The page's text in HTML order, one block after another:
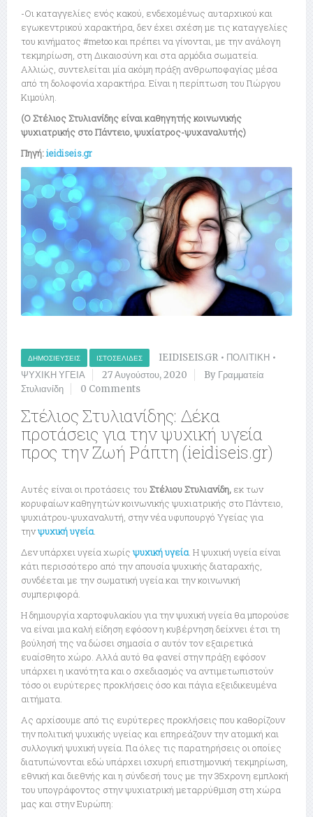
-Οι καταγγελίες ενός κακού, ενδεχομένως αυταρχικού και
εγωκεντρικού χαρακτήρα, δεν έχει σχέση με τις καταγγελίες
του κινήματος #metoo και πρέπει να γίνονται, με την ανάλογη
τεκμηρίωση, στη Δικαιοσύνη και στα αρμόδια σωματεία.
Αλλιώς, συντελείται μία ακόμη πράξη ανθρωποφαγίας μέσα
από τη δολοφονία χαρακτήρα. Είναι η περίπτωση του Γιώργου
Κιμούλη.
(Ο Στέλιος Στυλιανίδης είναι καθηγητής κοινωνικής
ψυχιατρικής στο Πάντειο, ψυχίατρος-ψυχαναλυτής)
Πηγή:ieidiseis.gr
ΔΗΜΟΣΙΕΎΣΕΙΣ ΙΣΤΟΣΕΛΊΔΕΣ IEIDISEIS.GR • ΠΟΛΙΤΙΚΗ •
ΨΥΧΙΚΗ ΥΓΕΙΑ
27 Αυγούστου, 2020
By Γραμματεία
Στυλιανίδη
0 Comments
Στέλιος Στυλιανίδης: Δέκα
προτάσεις για την ψυχική υγεία
προς την Ζωή Ράπτη (ieidiseis.gr)
Αυτές είναι οι προτάσεις του Στέλιου Στυλιανίδη, εκ των
κορυφαίων καθηγητών κοινωνικής ψυχιατρικής στο Πάντειο,
ψυχιάτρου-ψυχαναλυτή, στην νέα υφυπουργό Υγείας για
τηνψυχική υγεία.
Δεν υπάρχει υγεία χωρίςψυχική υγεία. Η ψυχική υγεία είναι
κάτι περισσότερο από την απουσία ψυχικής διαταραχής,
συνδέεται με την σωματική υγεία και την κοινωνική
συμπεριφορά.
Η δημιουργία χαρτοφυλακίου για την ψυχική υγεία θα μπορούσε
να είναι μια καλή είδηση εφόσον η κυβέρνηση δείχνει έτσι τη
βούλησή της να δώσει σημασία σ αυτόν τον εξαιρετικά
ευαίσθητο χώρο. Αλλά αυτό θα φανεί στην πράξη εφόσον
υπάρχει η ικανότητα και ο σχεδιασμός να αντιμετωπιστούν
τόσο οι ευρύτερες προκλήσεις όσο και πάγια εξειδικευμένα
αιτήματα.
Ας αρχίσουμε από τις ευρύτερες προκλήσεις που καθορίζουν
την πολιτική ψυχικής υγείας και επηρεάζουν την ατομική και
συλλογική ψυχική υγεία. Για όλες τις παρατηρήσεις οι οποίες
διατυπώνονται εδώ υπάρχει ισχυρή επιστημονική τεκμηρίωση,
εθνική και διεθνής και η σύνδεσή τους με την 35χρονη εμπλοκή
του υπογράφοντος στην ψυχιατρική μεταρρύθμιση στη χώρα
μας και στην Ευρώπη: